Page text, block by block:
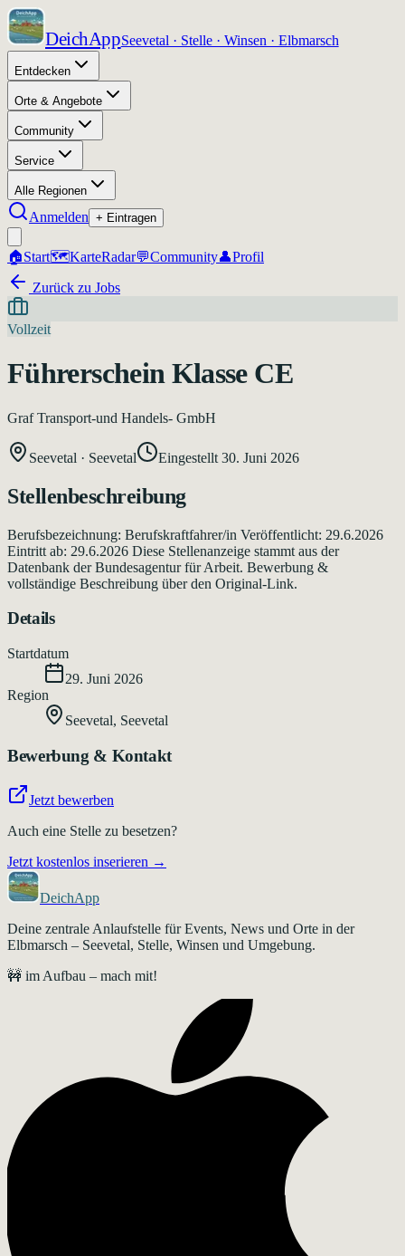
DeichAppSeevetal · Stelle · Winsen · Elbmarsch
Entdecken
Orte & Angebote
Community
Service
Alle Regionen
Anmelden + Eintragen
🏠Start🗺️KarteRadar💬Community👤Profil
Zurück zu Jobs
Vollzeit
Führerschein Klasse CE
Graf Transport-und Handels- GmbH
Seevetal · Seevetal Eingestellt 30. Juni 2026
Stellenbeschreibung
Berufsbezeichnung: Berufskraftfahrer/in Veröffentlicht: 29.6.2026
Eintritt ab: 29.6.2026 Diese Stellenanzeige stammt aus der
Datenbank der Bundesagentur für Arbeit. Bewerbung &
vollständige Beschreibung über den Original-Link.
Details
Startdatum
29. Juni 2026
Region
Seevetal, Seevetal
Bewerbung & Kontakt
Jetzt bewerben
Auch eine Stelle zu besetzen?
Jetzt kostenlos inserieren →
DeichApp
Deine zentrale Anlaufstelle für Events, News und Orte in der
Elbmarsch – Seevetal, Stelle, Winsen und Umgebung.
🚧 im Aufbau – mach mit!